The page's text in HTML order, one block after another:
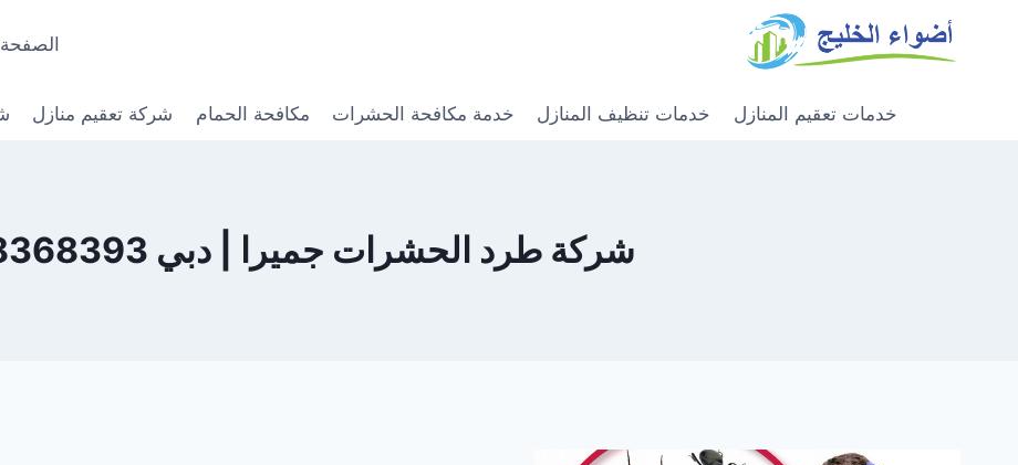
الصفحة
خدمات تعقيم المنازل خدمات تنظيف المنازل خدمة مكافحة الحشرات مكافحة الحمام شركة تعقيم منازل
شركة طرد الحشرات جميرا | دبي 0568368393